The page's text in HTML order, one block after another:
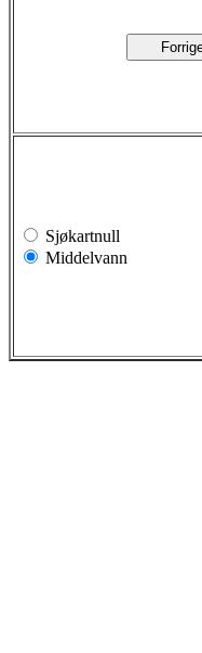
Sjøkartnull
Middelvann